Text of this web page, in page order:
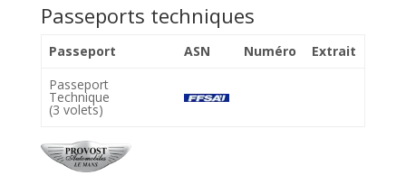
Passeports techniques
Passeport ASN Numéro
Extrait
Passeport
Technique
(3 volets)